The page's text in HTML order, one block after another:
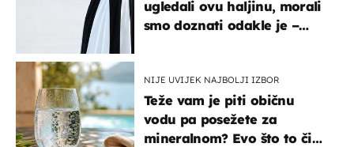
ugledali ovu haljinu, morali
smo doznati odakle je –
NIJE UVIJEK NAJBOLJI IZBOR
Teže vam je piti običnu
vodu pa posežete za
mineralnom? Evo što to čini